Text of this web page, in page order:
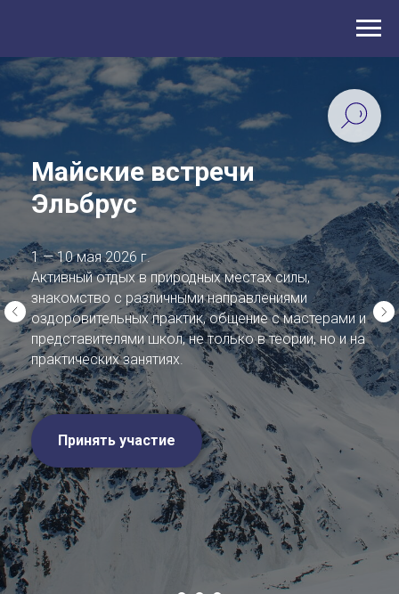
Майские встречи
Эльбрус
1 — 10 мая 2026 г.
Активный отдых в природных местах силы,
знакомство с различными направлениями
оздоровительных практик, общение с мастерами и
представителями школ, не только в теории, но и на
практических занятиях.
Принять участие